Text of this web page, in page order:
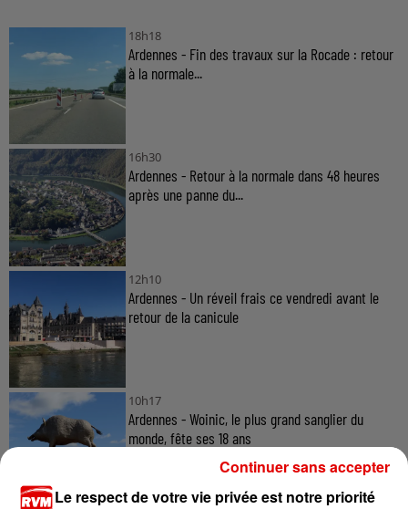
18h18
Ardennes - Fin des travaux sur la Rocade : retour
à la normale...
16h30
Ardennes - Retour à la normale dans 48 heures
après une panne du...
12h10
Ardennes - Un réveil frais ce vendredi avant le
retour de la canicule
10h17
Ardennes - Woinic, le plus grand sanglier du
monde, fête ses 18 ans
Le respect de votre vie privée est notre priorité
Continuer sans accepter